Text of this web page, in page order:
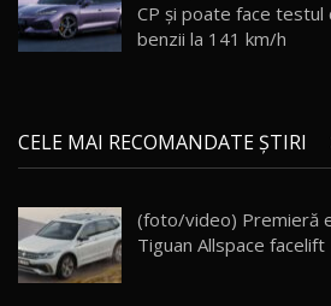
20
Noul ZEEKR 7X / Test
21
Micul BYD Dolphin Surf
AutoBlog.MD
16:59
22
Noua Mazda 6e / Test
26:59
CP și poate face testul
benzii la 141 km/h
CELE MAI RECOMANDATE ȘTIRI
(foto/video) Premieră
Tiguan Allspace facelift